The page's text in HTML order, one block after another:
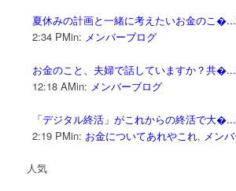
夏休みの計画と一緒に考えたいお金のこ�...
2:34 PMin: メンバーブログ
お金のこと、夫婦で話していますか？共�...
12:18 AMin: メンバーブログ
「デジタル終活」がこれからの終活で大�...
2:19 PMin: お金についてあれやこれ, メン
人気